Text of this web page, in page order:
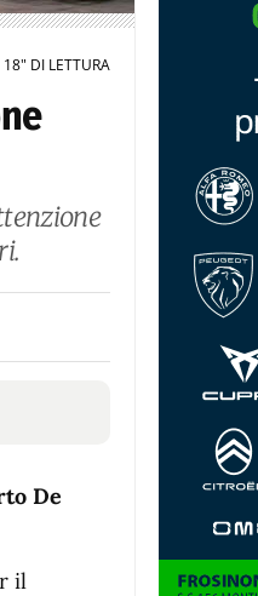
18" DI LETTURA
De
il